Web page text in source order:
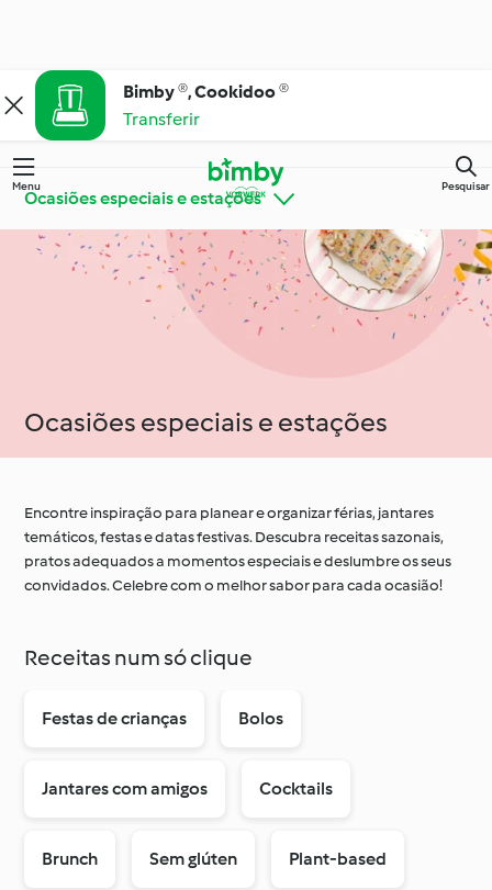
Bimby ®, Cookidoo ®
Transferir
Menu Pesquisar
Ocasiões especiais e estações
Conheça o Cookidoo®
Bimby® Dicas e
Truques
À volta do mundo com
o Cookidoo®
Aprenda com o
Cookidoo®
Ocasiões especiais e estações
Encontre inspiração para planear e organizar férias, jantares
temáticos, festas e datas festivas. Descubra receitas sazonais,
pratos adequados a momentos especiais e deslumbre os seus
convidados. Celebre com o melhor sabor para cada ocasião!
Receitas num só clique
Festas de crianças Bolos
Jantares com amigos Cocktails
Brunch Sem glúten Plant-based